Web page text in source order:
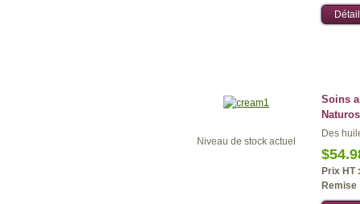
Niveau de stock actuel
Soins
Des
Prix HT
Remise